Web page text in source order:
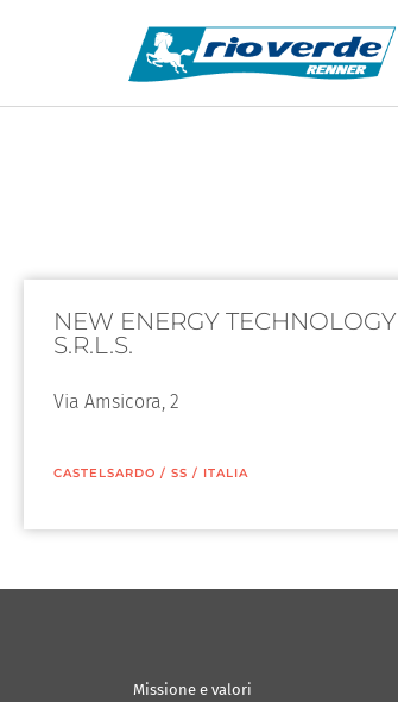
NEW ENERGY TECHNOLOGY
S.R.L.S.
Via Amsicora, 2
CASTELSARDO / SS / ITALIA
Missione e valori